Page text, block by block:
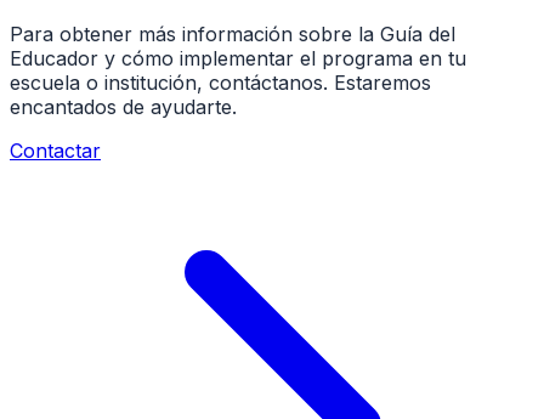
Para obtener más información sobre la Guía del
Educador y cómo implementar el programa en tu
escuela o institución, contáctanos. Estaremos
encantados de ayudarte.
Contactar